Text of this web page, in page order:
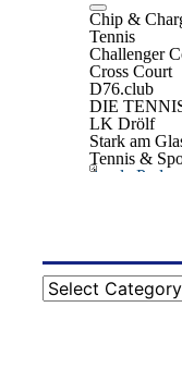
Categories